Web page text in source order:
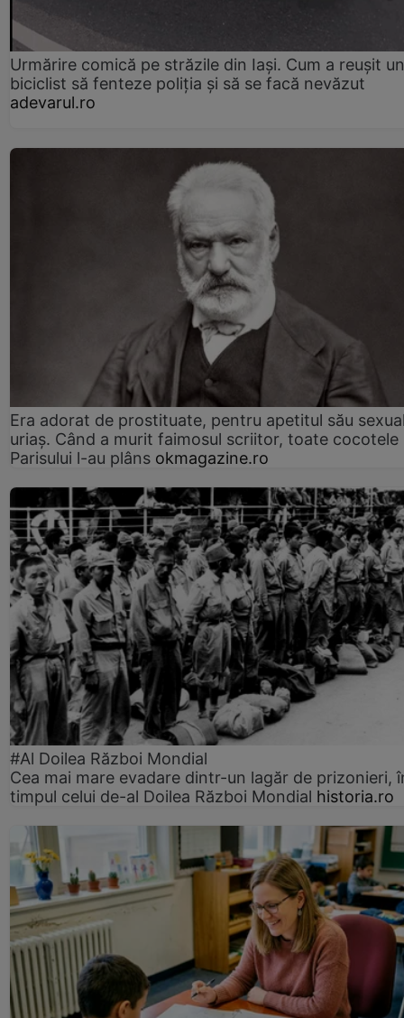
Urmărire comică pe străzile din Iași. Cum a reușit un
biciclist să fenteze poliția și să se facă nevăzut
adevarul.ro
Era adorat de prostituate, pentru apetitul său
uriaș. Când a murit faimosul scriitor, toate cocotele
Parisului l-au plâns okmagazine.ro
#Al Doilea Război Mondial
Cea mai mare evadare dintr-un lagăr de prizonieri,
timpul celui de-al Doilea Război Mondial historia.ro